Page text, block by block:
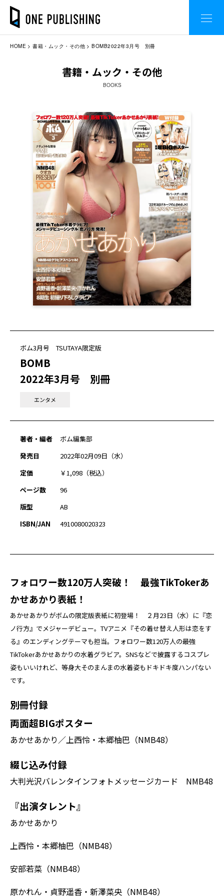
HOME 書籍・ムック・その他 BOMB2022年3月号 別冊
書籍・ムック・その他
BOOKS
ボム3月号 TSUTAYA限定版
BOMB
2022年3月号 別冊
エンタメ
著者・編者
ボム編集部
発売日
2022年02月09日（水）
定価
￥1,098（税込）
ページ数
96
版型
AB
ISBN/JAN
4910080020323
フォロワー数120万人突破！ 最強TikTokerあ
かせあかり表紙！
あかせあかりがボムの限定版表紙に初登場！ ２月23日（水）に『恋
ノ行方』でメジャーデビュー。TVアニメ『その着せ替え人形は恋をす
る』のエンディングテーマも担当。フォロワー数120万人の最強
TikTokerあかせあかりの水着グラビア。SNSなどで披露するコスプレ
姿もいいけれど、等身大そのまんまの水着姿もドキドキ度ハンパない
です。
別冊付録
両面超BIGポスター
あかせあかり／上西怜・本郷柚巴（NMB48）
綴じ込み付録
大判光沢バレンタインフォトメッセージカード NMB48
『出演タレント』
あかせあかり
上西怜・本郷柚巴（NMB48）
安部若菜（NMB48）
原かれん・貞野遥香・新澤菜央（NMB48）